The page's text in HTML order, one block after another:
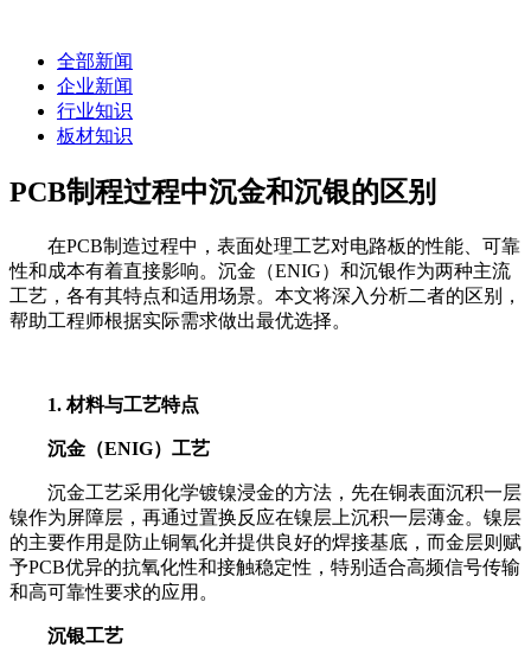
全部新闻
企业新闻
行业知识
板材知识
PCB制程过程中沉金和沉银的区别
在PCB制造过程中，表面处理工艺对电路板的性能、可靠
性和成本有着直接影响。沉金（ENIG）和沉银作为两种主流
工艺，各有其特点和适用场景。本文将深入分析二者的区别，
帮助工程师根据实际需求做出最优选择。
1. 材料与工艺特点
沉金（ENIG）工艺
沉金工艺采用化学镀镍浸金的方法，先在铜表面沉积一层
镍作为屏障层，再通过置换反应在镍层上沉积一层薄金。镍层
的主要作用是防止铜氧化并提供良好的焊接基底，而金层则赋
予PCB优异的抗氧化性和接触稳定性，特别适合高频信号传输
和高可靠性要求的应用。
沉银工艺